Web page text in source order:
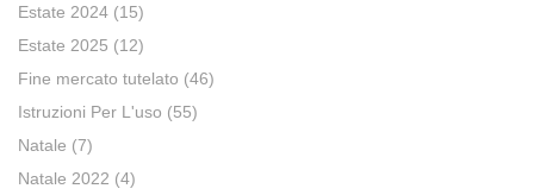
Estate 2024 (15)
Estate 2025 (12)
Fine mercato tutelato (46)
Istruzioni Per L'uso (55)
Natale (7)
Natale 2022 (4)